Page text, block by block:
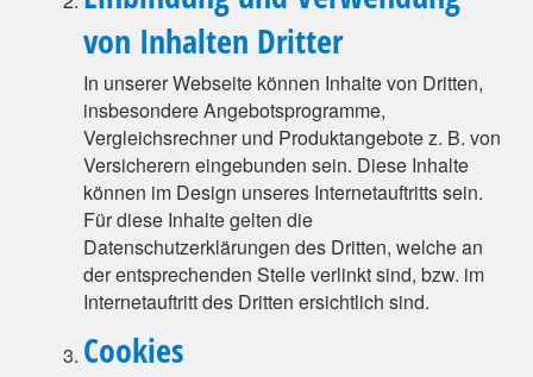
von Inhalten Dritter
In unserer Webseite können Inhalte von Dritten,
insbesondere Angebotsprogramme,
Vergleichsrechner und Produktangebote z. B. von
Versicherern eingebunden sein. Diese Inhalte
können im Design unseres Internetauftritts sein.
Für diese Inhalte gelten die
Datenschutzerklärungen des Dritten, welche an
der entsprechenden Stelle verlinkt sind, bzw. im
Internetauftritt des Dritten ersichtlich sind.
Cookies